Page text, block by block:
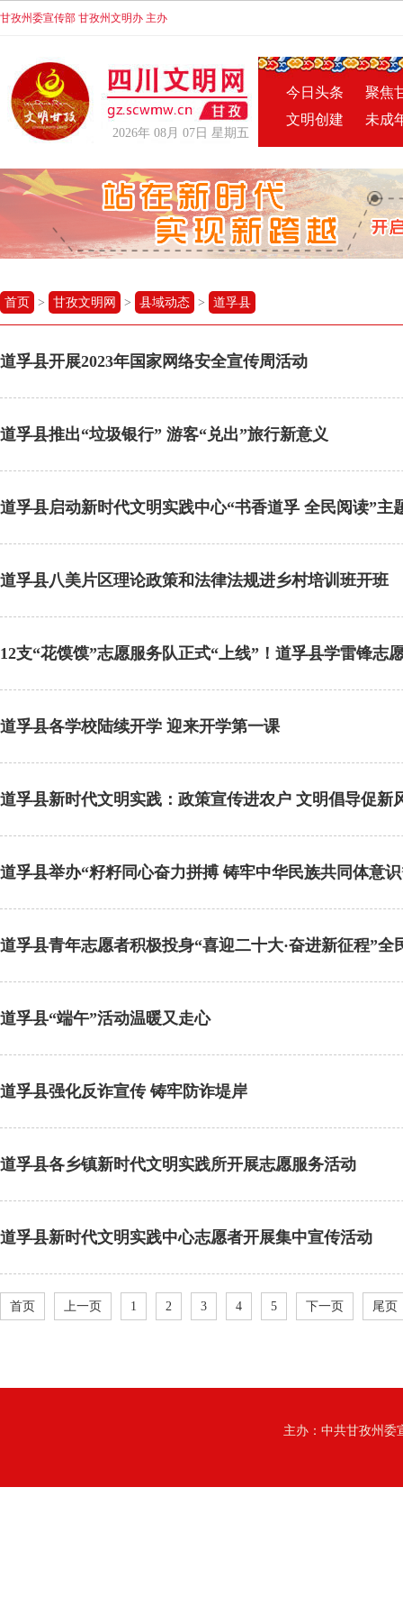
甘孜州委宣传部 甘孜州文明办 主办
2026年 08月 07日 星期五
今日头条
聚焦
文明创建
未成
首页 > 甘孜文明网 > 县域动态 > 道孚县
道孚县开展2023年国家网络安全宣传周活动
道孚县推出“垃圾银行” 游客“兑出”旅行新意义
道孚县启动新时代文明实践中心“书香道孚 全民阅读”主
道孚县八美片区理论政策和法律法规进乡村培训班开班
12支“花馍馍”志愿服务队正式“上线”！道孚县学雷锋志
道孚县各学校陆续开学 迎来开学第一课
道孚县新时代文明实践：政策宣传进农户 文明倡导促新
道孚县举办“籽籽同心奋力拼搏 铸牢中华民族共同体意
道孚县青年志愿者积极投身“喜迎二十大·奋进新征程”全
道孚县“端午”活动温暖又走心
道孚县强化反诈宣传 铸牢防诈堤岸
道孚县各乡镇新时代文明实践所开展志愿服务活动
道孚县新时代文明实践中心志愿者开展集中宣传活动
首页 上一页 1 2 3 4 5 下一页 尾页
主办：中共甘孜州